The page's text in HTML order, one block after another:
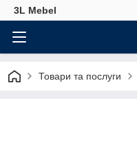
3L Mebel
Товари та послуги